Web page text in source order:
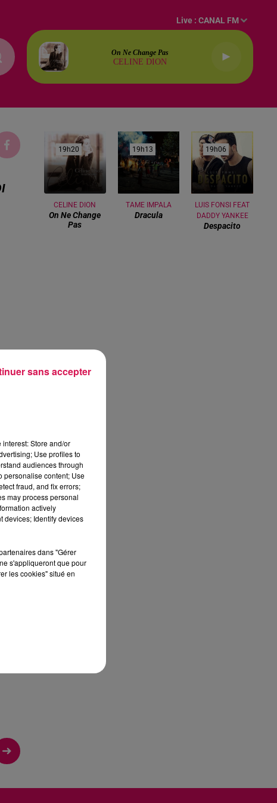
Live :CANAL FM
On Ne Change Pas
CELINE DION
19h20
19h20
CELINE DION
On Ne Change
Pas
19h13
19h13
TAME IMPALA
Dracula
19h06
19h06
LUIS FONSI FEAT
DADDY YANKEE
Despacito
Store and/or
Use profiles to
audiences through
personalise content; Use
fraud, and fix errors;
may process personal
actively
devices; Identify devices
dans "Gérer
s'appliqueront que pour
les cookies" situé en
sans accepter